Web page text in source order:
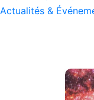
Actualités &